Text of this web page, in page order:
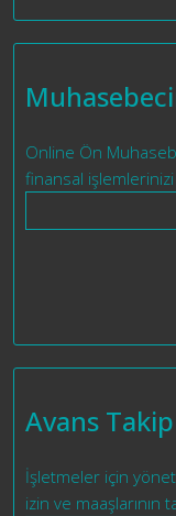
Online Ön
finansal işlemlerinizi
Avans Takip
İşletmeler için
izin ve maaşlarının